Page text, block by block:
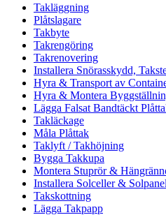
Takläggning
Plåtslagare
Takbyte
Takrengöring
Takrenovering
Installera Snörasskydd,
Hyra & Transport av
Hyra & Montera
Lägga Falsat Bandtäckt
Takläckage
Måla Plåttak
Taklyft / Takhöjning
Bygga Takkupa
Montera Stuprör &
Installera Solceller &
Takskottning
Lägga Takpapp